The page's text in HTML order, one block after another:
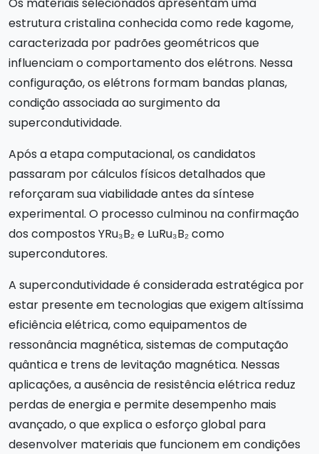
Os materiais selecionados apresentam uma
estrutura cristalina conhecida como rede kagome,
caracterizada por padrões geométricos que
influenciam o comportamento dos elétrons. Nessa
configuração, os elétrons formam bandas planas,
condição associada ao surgimento da
supercondutividade.
Após a etapa computacional, os candidatos
passaram por cálculos físicos detalhados que
reforçaram sua viabilidade antes da síntese
experimental. O processo culminou na confirmação
dos compostos YRu₃B₂ e LuRu₃B₂ como
supercondutores.
A supercondutividade é considerada estratégica por
estar presente em tecnologias que exigem altíssima
eficiência elétrica, como equipamentos de
ressonância magnética, sistemas de computação
quântica e trens de levitação magnética. Nessas
aplicações, a ausência de resistência elétrica reduz
perdas de energia e permite desempenho mais
avançado, o que explica o esforço global para
desenvolver materiais que funcionem em condições